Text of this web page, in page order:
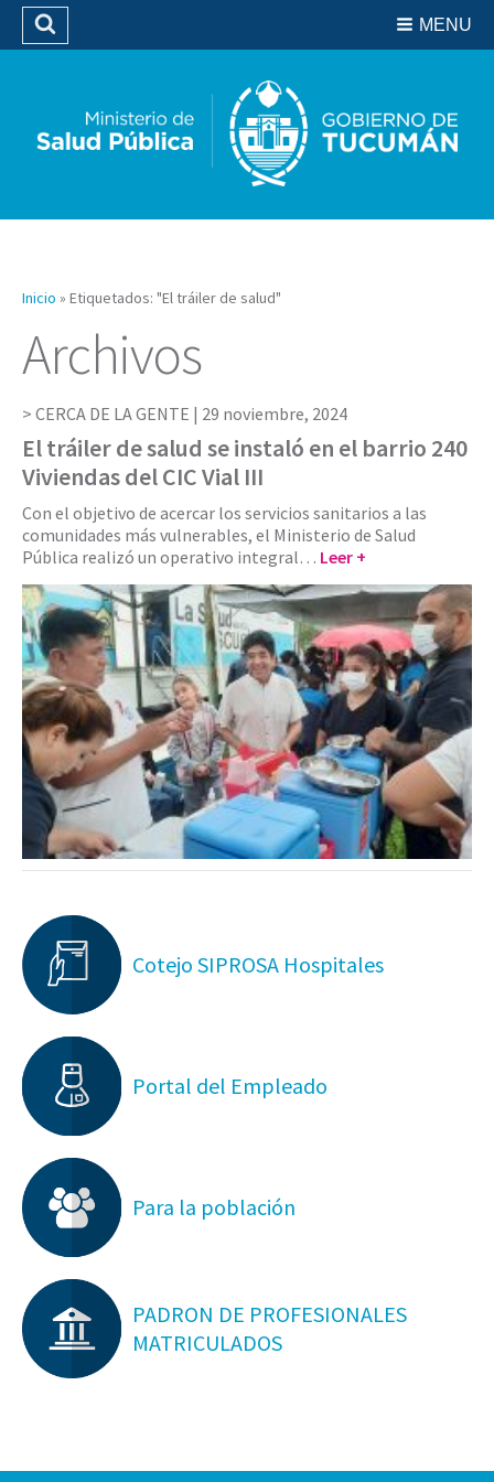
Biblioteca
MENU
Buscar
Inicio » Etiquetados: "El tráiler de salud"
Archivos
CERCA DE LA GENTE | 29 noviembre, 2024
El tráiler de salud se instaló en el barrio 240
Viviendas del CIC Vial III
Con el objetivo de acercar los servicios sanitarios a las
comunidades más vulnerables, el Ministerio de Salud
Pública realizó un operativo integral… Leer +
Cotejo SIPROSA Hospitales
Portal del Empleado
Para la población
PADRON DE PROFESIONALES
MATRICULADOS